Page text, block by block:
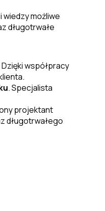
możliwe
długotrwałe
współpracy
. Specjalista
projektant
długotrwałego